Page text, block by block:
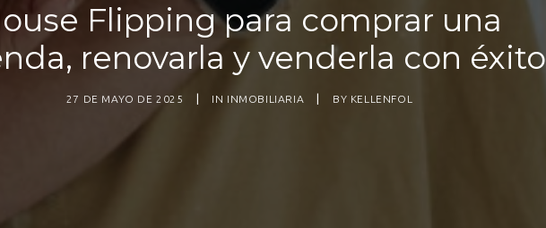
Flipping para comprar una
renovarla y venderla con éxito
27 DE MAYO DE 2025 IN INMOBILIARIA BY KELLENFOL